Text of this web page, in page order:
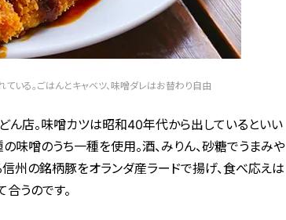
いる。ごはんとキャベツ、味噌ダレはお替わり自由
ん店。味噌カツは昭和40年代から出しているといい
味噌のうち一種を使用。酒、みりん、砂糖でうまみや
州の銘柄豚をオランダ産ラードで揚げ、食べ応えは
うのです。